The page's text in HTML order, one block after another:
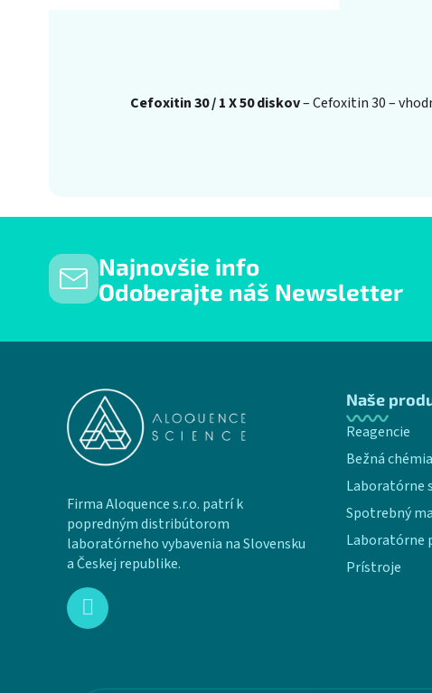
Cefoxitin 30 / 1 X 50 diskov– Cefoxitin 30 –
Najnovšie info
Odoberajte náš Newsletter
Firma Aloquence s.r.o. patrí k
popredným distribútorom
laboratórneho vybavenia na Slovensku
a Českej republike.
Naše
Reagencie
Bežná chémia
Laboratórne
Spotrebný
Laboratórne
Prístroje